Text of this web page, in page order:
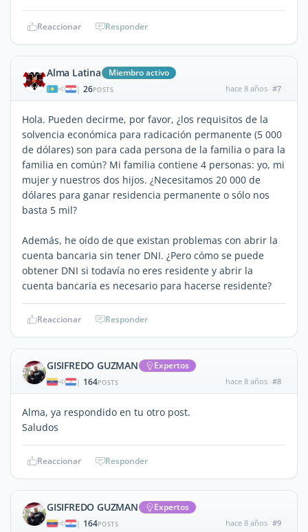
Reaccionar Responder
Alma Latina Miembro activo
| 26POSTS hace 8 años #7
Hola. Pueden decirme, por favor, ¿los requisitos de la
solvencia económica para radicación permanente (5 000
de dólares) son para cada persona de la familia o para la
familia en común? Mi familia contiene 4 personas: yo, mi
mujer y nuestros dos hijos. ¿Necesitamos 20 000 de
dólares para ganar residencia permanente o sólo nos
basta 5 mil?
Además, he oído de que existan problemas con abrir la
cuenta bancaria sin tener DNI. ¿Pero cómo se puede
obtener DNI si todavía no eres residente y abrir la
cuenta bancaria es necesario para hacerse residente?
Reaccionar Responder
GISIFREDO GUZMAN Expertos
| 164POSTS hace 8 años #8
Alma, ya respondido en tu otro post.
Saludos
Reaccionar Responder
GISIFREDO GUZMAN Expertos
| 164POSTS hace 8 años #9